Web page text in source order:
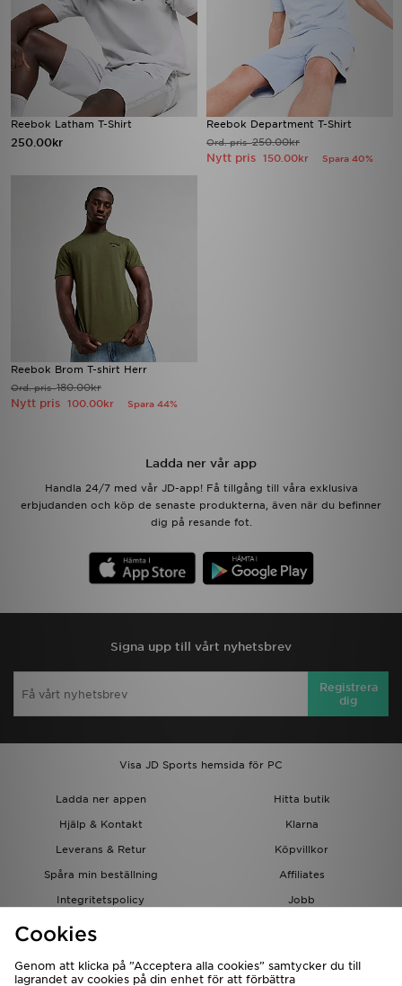
Reebok Latham T-Shirt
250.00kr
Reebok Department T-Shirt
Ord. pris250.00kr
Nytt pris 150.00kr Spara 40%
Reebok Brom T-shirt Herr
Ord. pris180.00kr
Nytt pris 100.00kr Spara 44%
Ladda ner vår app
Handla 24/7 med vår JD-app! Få tillgång till våra exklusiva
erbjudanden och köp de senaste produkterna, även när du befinner
dig på resande fot.
Signa upp till vårt nyhetsbrev
Registrera
dig
Visa JD Sports hemsida för PC
Ladda ner appen
Hitta butik
Hjälp & Kontakt
Klarna
Leverans & Retur
Köpvillkor
Spåra min beställning
Affiliates
Integritetspolicy
Jobb
JD-bloggen
Cookies
Genom att klicka på ”Acceptera alla cookies” samtycker du till
lagrandet av cookies på din enhet för att förbättra